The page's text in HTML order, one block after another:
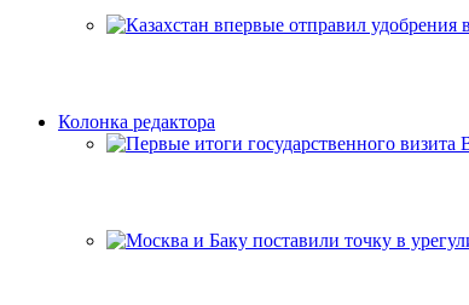
Колонка редактора